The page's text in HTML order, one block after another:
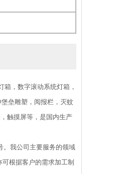
，数字滚动系统灯箱，
垒雕塑，阅报栏，灭蚊
触摸屏等，是国内生产
。我公司主要服务的领域
根据客户的需求加工制